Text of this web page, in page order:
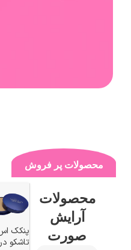
محصولات پر فروش
محصولات
آرایش
صورت
تاشکو در 4 رنگ